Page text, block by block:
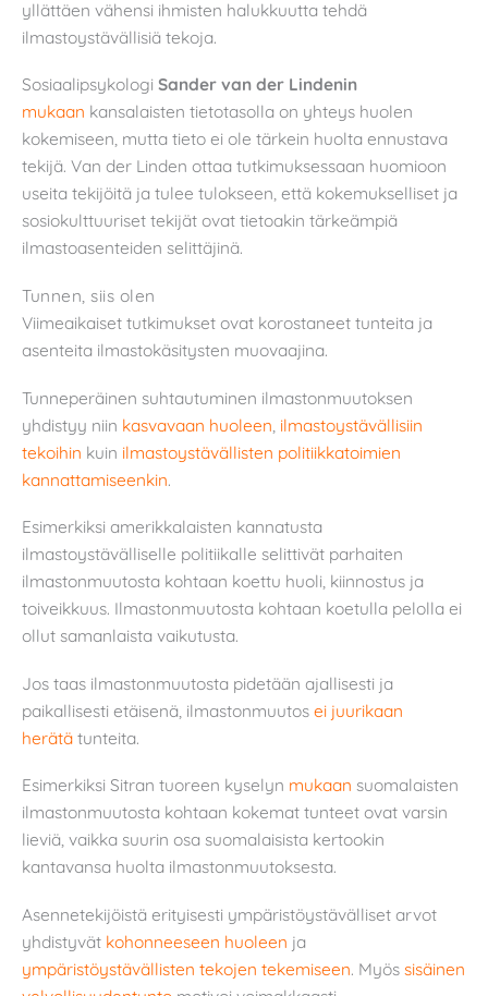
yllättäen vähensi ihmisten halukkuutta tehdä
ilmastoystävällisiä tekoja.
Sosiaalipsykologi Sander van der Lindenin
mukaan kansalaisten tietotasolla on yhteys huolen
kokemiseen, mutta tieto ei ole tärkein huolta ennustava
tekijä. Van der Linden ottaa tutkimuksessaan huomioon
useita tekijöitä ja tulee tulokseen, että kokemukselliset ja
sosiokulttuuriset tekijät ovat tietoakin tärkeämpiä
ilmastoasenteiden selittäjinä.
Tunnen, siis olen
Viimeaikaiset tutkimukset ovat korostaneet tunteita ja
asenteita ilmastokäsitysten muovaajina.
Tunneperäinen suhtautuminen ilmastonmuutoksen
yhdistyy niin kasvavaan huoleen ilmastoystävällisiin
tekoihin kuin ilmastoystävällisten politiikkatoimien
kannattamiseenkin.
Esimerkiksi amerikkalaisten kannatusta
ilmastoystävälliselle politiikalle selittivät parhaiten
ilmastonmuutosta kohtaan koettu huoli, kiinnostus ja
toiveikkuus. Ilmastonmuutosta kohtaan koetulla pelolla ei
ollut samanlaista vaikutusta.
Jos taas ilmastonmuutosta pidetään ajallisesti ja
paikallisesti etäisenä, ilmastonmuutos ei juurikaan
herätä tunteita.
Esimerkiksi Sitran tuoreen kyselyn mukaan suomalaisten
ilmastonmuutosta kohtaan kokemat tunteet ovat varsin
lieviä, vaikka suurin osa suomalaisista kertookin
kantavansa huolta ilmastonmuutoksesta.
Asennetekijöistä erityisesti ympäristöystävälliset arvot
yhdistyvät kohonneeseen huoleen ja
ympäristöystävällisten tekojen tekemiseen. Myös sisäinen